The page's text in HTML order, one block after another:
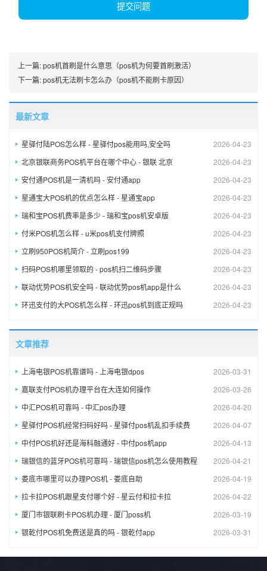
提交问题
上一篇:pos机首刷是什么意思（pos机为何要首刷激活）
下一篇:pos机无法刷卡怎么办（pos机不能刷卡原因）
最新文章
2026-04-23
星驿付陆POS怎么样 - 星驿付pos能用吗,安全吗
2026-04-23
北京银联商务POS机平台在哪个中心 - 银联 北京
2026-04-23
安付通POS机是一清机吗 - 安付通app
2026-04-23
星通宝大POS机的优点怎么样 - 星通宝app
2026-04-23
瑞和宝POS机费率是多少 - 瑞和宝pos机安卓版
2026-04-23
付米POS机怎么样 - u米pos机支付牌照
2026-04-23
立刷950POS机简介 - 立刷pos199
2026-04-23
扫码POS机哪里领取的 - pos机扫二维码步骤
2026-04-23
联动优势POS机安全吗 - 联动优势pos机app是什么
2026-04-23
环迅支付的大POS机怎么样 - 环迅pos机到底正规吗
文章推荐
2026-03-31
上海电银POS机靠谱吗 - 上海电银dpos
2026-03-26
嘉联支付POS机办理平台在大连如何操作
2026-04-20
中汇POS机可靠吗 - 中汇pos办理
2026-04-07
星驿付POS机经常扫码好吗 - 星驿付pos机乱扣手续费
2026-04-13
中付POS机好还是海科融通好 - 中付pos机app
2026-04-21
瑞银信的蓝牙POS机可靠吗 - 瑞银信pos机怎么使用教程
2026-04-19
娄底市哪里可以办理POS机 - 娄底自助
2026-04-22
拉卡拉POS机跟星支付哪个好 - 星云付和拉卡拉
2026-03-19
厦门市银联刷卡POS机办理 - 厦门poss机
2026-03-31
银乾付POS机免费送是真的吗 - 银乾付app